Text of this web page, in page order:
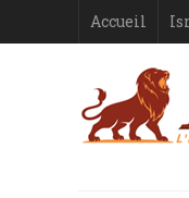
Accueil